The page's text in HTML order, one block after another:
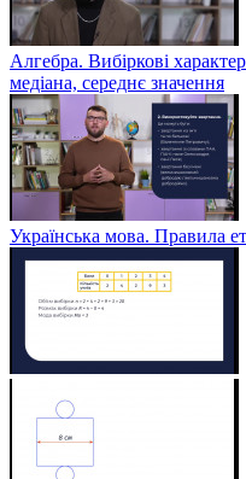
Алгебра. Вибіркові
медіана, середнє значення
Українська мова. Правила